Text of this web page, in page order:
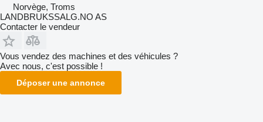
Norvège, Troms
LANDBRUKSSALG.NO AS
Contacter le vendeur
Vous vendez des machines et des véhicules ?
Avec nous, c'est possible !
Déposer une annonce